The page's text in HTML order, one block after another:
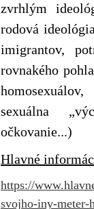
zvrhlým
rodová
imigrantov,
rovnakého
sexuálna
očkovanie...)
Hlavné
https://
svojho-iny-meter-